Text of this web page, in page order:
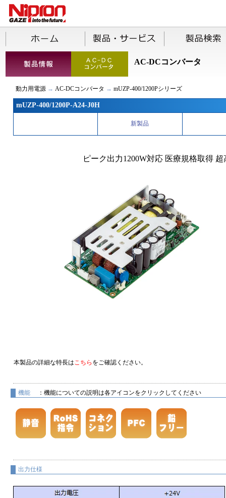
AC-DCコンバータ
動力用電源→ AC-DCコンバータ → mUZP-400/1200Pシリーズ
mUZP-400/1200P-A24-J0H
新製品
ピーク出力1200W対応 医療規格取得
本製品の詳細な特長はこちら をご確認ください。
機能 ：機能についての説明は各アイコンをクリックしてください
出力仕様